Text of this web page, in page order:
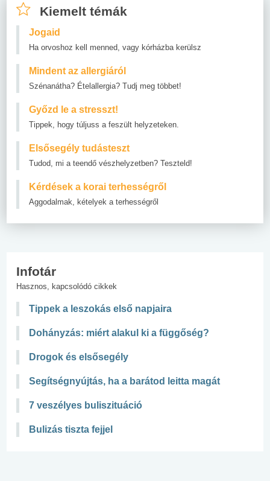
Kiemelt témák
Jogaid
Ha orvoshoz kell menned, vagy kórházba kerülsz
Mindent az allergiáról
Szénanátha? Ételallergia? Tudj meg többet!
Győzd le a stresszt!
Tippek, hogy túljuss a feszült helyzeteken.
Elsősegély tudásteszt
Tudod, mi a teendő vészhelyzetben? Teszteld!
Kérdések a korai terhességről
Aggodalmak, kételyek a terhességről
Infotár
Hasznos, kapcsolódó cikkek
Tippek a leszokás első napjaira
Dohányzás: miért alakul ki a függőség?
Drogok és elsősegély
Segítségnyújtás, ha a barátod leitta magát
7 veszélyes buliszituáció
Bulizás tiszta fejjel